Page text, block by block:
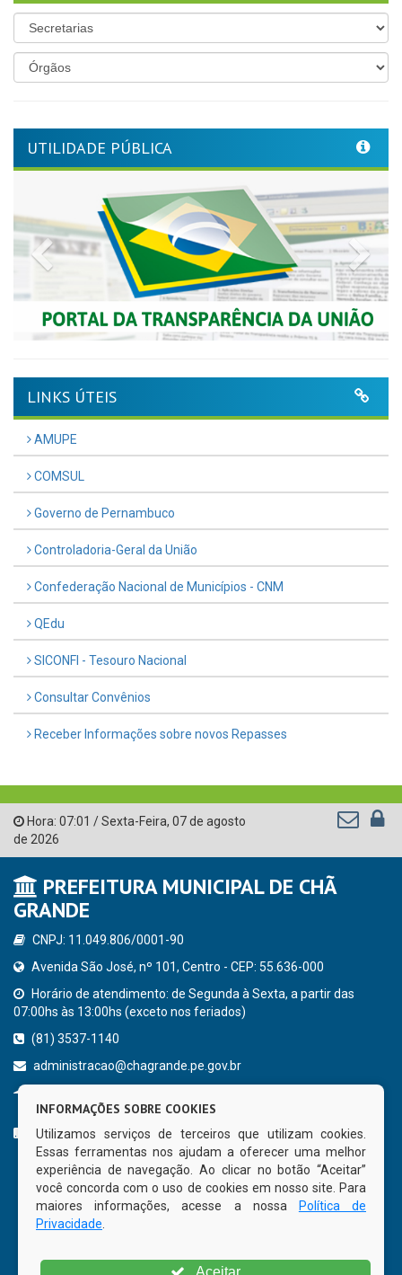
UTILIDADE PÚBLICA
Previous
LINKS ÚTEIS
AMUPE
COMSUL
Governo de Pernambuco
Controladoria-Geral da União
Confederação Nacional de Municípios - CNM
QEdu
SICONFI - Tesouro Nacional
Consultar Convênios
Receber Informações sobre novos Repasses
Hora: 07:01 /Sexta-Feira, 07 de agosto
de 2026
PREFEITURA MUNICIPAL DE CHÃ
GRANDE
CNPJ: 11.049.806/0001-90
Avenida São José, nº 101, Centro - CEP: 55.636-000
Horário de atendimento: de Segunda à Sexta, a partir das
07:00hs às 13:00hs (exceto nos feriados)
(81) 3537-1140
administracao@chagrande.pe.gov.br
CURTA NOSSA FAN PAGE
INFORMAÇÕES SOBRE COOKIES
Utilizamos serviços de terceiros que utilizam cookies.
Essas ferramentas nos ajudam a oferecer uma melhor
experiência de navegação. Ao clicar no botão “Aceitar”
você concorda com o uso de cookies em nosso site. Para
maiores informações, acesse a nossa
Política de
Privacidade
Aceitar